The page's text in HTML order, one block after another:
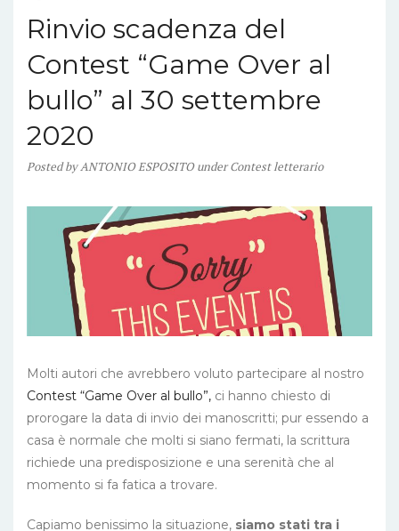
Rinvio scadenza del
Contest “Game Over al
bullo” al 30 settembre
2020
PostedbyANTONIO ESPOSITO underContest letterario
Molti autori che avrebbero voluto partecipare al nostro
Contest “Game Over al bullo”, ci hanno chiesto di
prorogare la data di invio dei manoscritti; pur essendo a
casa è normale che molti si siano fermati, la scrittura
richiede una predisposizione e una serenità che al
momento si fa fatica a trovare.
Capiamo benissimo la situazione, siamo stati tra i